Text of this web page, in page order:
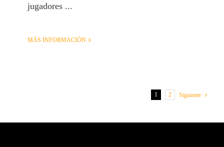
jugadores ...
MÁS INFORMACIÓN
1 2 Siguiente